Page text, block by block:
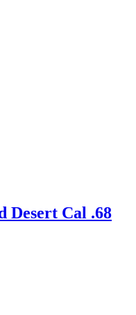
Desert Cal .68